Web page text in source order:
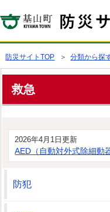
防災サイトTOP ＞分類から探
救急
2026年4月1日更新
AED（自動対外式除細動
防犯